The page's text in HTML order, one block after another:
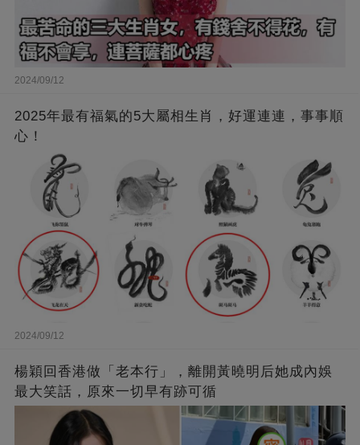
2024/09/12
2025年最有福氣的5大屬相生肖，好運連連，事事順
心！
2024/09/12
楊穎回香港做「老本行」，離開黃曉明后她成內娛
最大笑話，原來一切早有跡可循